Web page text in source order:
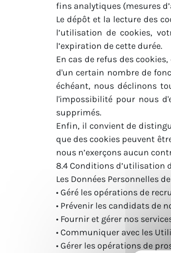
fins analytiques (mesures
Le dépôt et la lecture des
l’utilisation de cookies,
l’expiration de cette durée.
En cas de refus des
d'un certain nombre de
échéant, nous déclinons
l'impossibilité pour nous
supprimés.
Enfin, il convient de
que des cookies peuvent
nous n’exerçons aucun
8.4 Conditions d’utilisation
Les Données Personnelles
• Géré les opérations de
• Prévenir les candidats de
• Fournir et gérer nos
• Communiquer avec les
• Gérer les opérations de